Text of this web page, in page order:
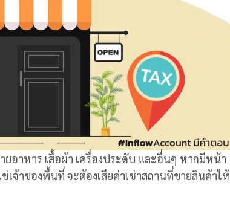
อาหาร เสื้อผ้า เครื่องประดับ และอื่นๆ หากมีหน้า
เจ้าของพื้นที่ จะต้องเสียค่าเช่าสถานที่ขายสินค้าให้